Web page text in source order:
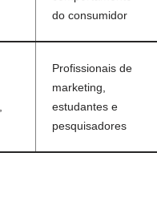
do consumidor
Profissionais de
marketing,
estudantes e
pesquisadores